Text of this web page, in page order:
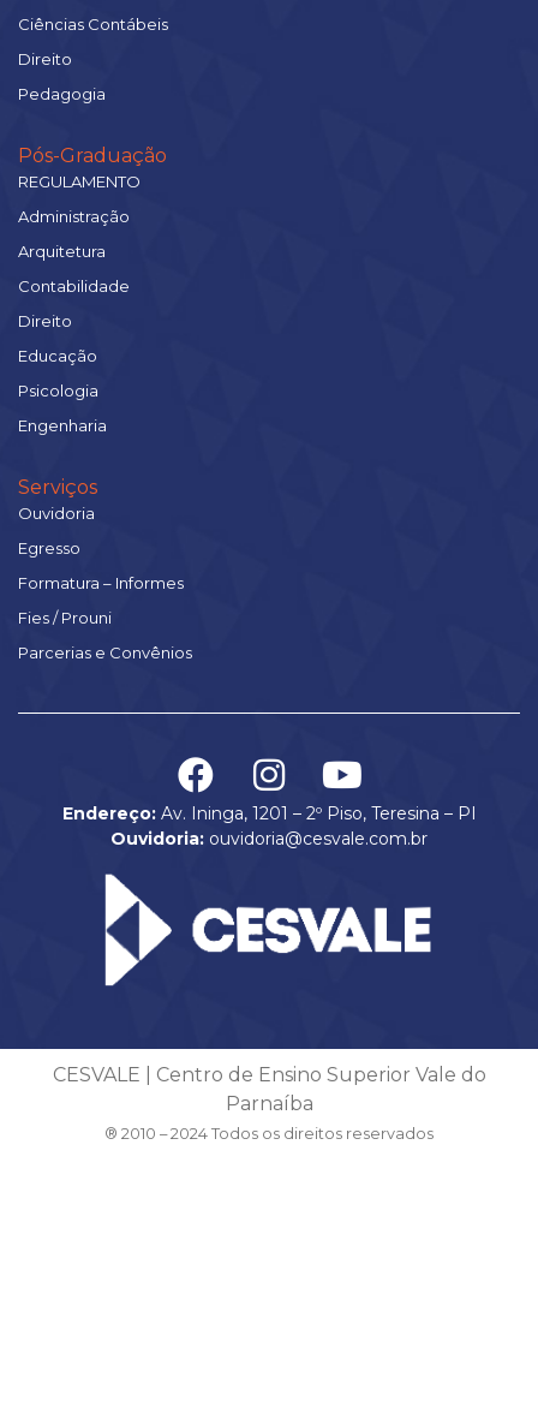
Ciências Contábeis
Direito
Pedagogia
Pós-Graduação
REGULAMENTO
Administração
Arquitetura
Contabilidade
Direito
Educação
Psicologia
Engenharia
Serviços
Ouvidoria
Egresso
Formatura – Informes
Fies / Prouni
Parcerias e Convênios
Endereço:Av. Ininga, 1201 – 2º Piso, Teresina – PI
Ouvidoria: ouvidoria@cesvale.com.br
CESVALE | Centro de Ensino Superior Vale do
Parnaíba
® 2010 – 2024 Todos os direitos reservados